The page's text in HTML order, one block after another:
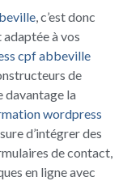
, c’est donc
à vos
cpf abbeville
de
davantage la
wordpress
d’intégrer des
de contact,
en ligne avec